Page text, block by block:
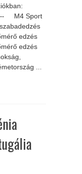
M4 Sport
edzés
edzés
...